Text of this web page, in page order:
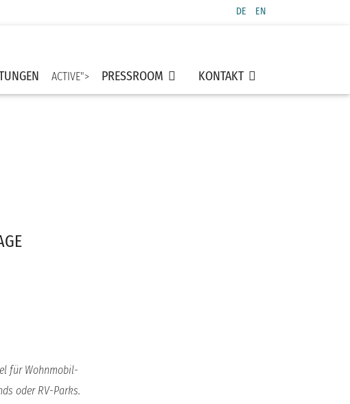
Sprache auswählen
DE EN
ACTIVE"> PRESSROOM KONTAKT
für Wohnmobil-
oder RV-Parks.